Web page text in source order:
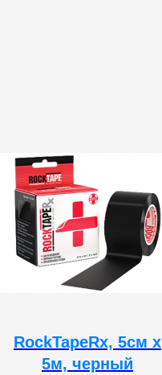
RockTapeRx, 5см x
5м, черный